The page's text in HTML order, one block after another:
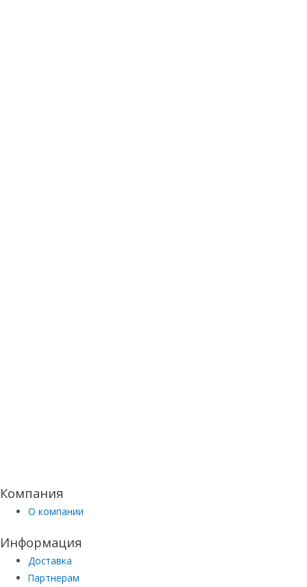
Компания
О компании
Информация
Доставка
Партнерам